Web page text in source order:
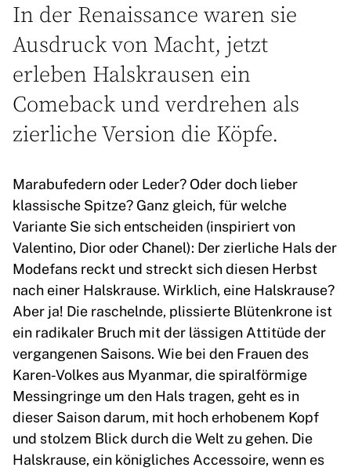
In der Renaissance waren sie
Ausdruck von Macht, jetzt
erleben Halskrausen ein
Comeback und verdrehen als
zierliche Version die Köpfe.
Marabufedern oder Leder? Oder doch lieber
klassische Spitze? Ganz gleich, für welche
Variante Sie sich entscheiden (inspiriert von
Valentino, Dior oder Chanel): Der zierliche Hals der
Modefans reckt und streckt sich diesen Herbst
nach einer Halskrause. Wirklich, eine Halskrause?
Aber ja! Die raschelnde, plissierte Blütenkrone ist
ein radikaler Bruch mit der lässigen Attitüde der
vergangenen Saisons. Wie bei den Frauen des
Karen-Volkes aus Myanmar, die spiralförmige
Messingringe um den Hals tragen, geht es in
dieser Saison darum, mit hoch erhobenem Kopf
und stolzem Blick durch die Welt zu gehen. Die
Halskrause, ein königliches Accessoire, wenn es